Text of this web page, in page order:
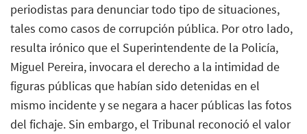
periodistas para denunciar todo tipo de situaciones,
tales como casos de corrupción pública. Por otro lado,
resulta irónico que el Superintendente de la Policía,
Miguel Pereira, invocara el derecho a la intimidad de
figuras públicas que habían sido detenidas en el
mismo incidente y se negara a hacer públicas las fotos
del fichaje. Sin embargo, el Tribunal reconoció el valor